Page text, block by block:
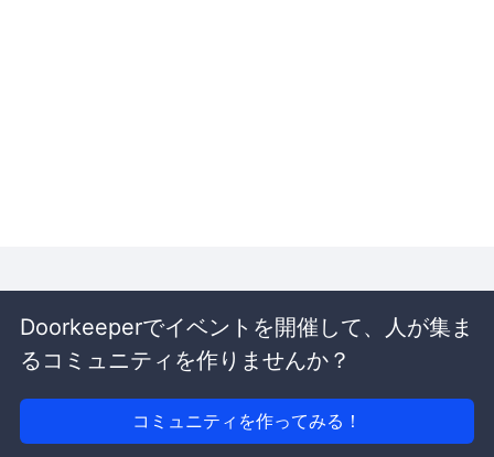
Doorkeeperでイベントを開催して、人が集ま
るコミュニティを作りませんか？
コミュニティを作ってみる！